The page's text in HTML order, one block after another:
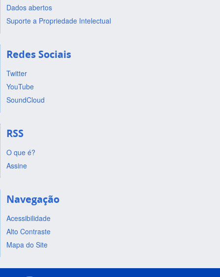
Dados abertos
Suporte a Propriedade Intelectual
Redes Sociais
Twitter
YouTube
SoundCloud
RSS
O que é?
Assine
Navegação
Acessibilidade
Alto Contraste
Mapa do Site